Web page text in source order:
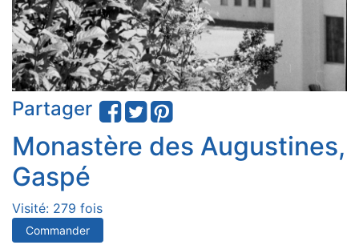
Partager
Monastère des Augustines,
Gaspé
Visité: 279 fois
Commander